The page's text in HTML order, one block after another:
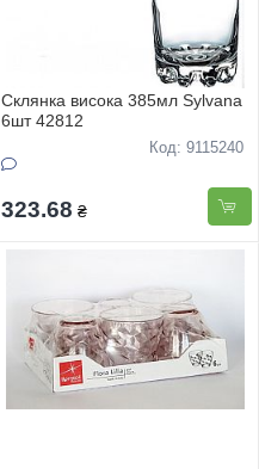
Склянка висока 385мл Sylvana
6шт 42812
Код: 9115240
323.68 ₴